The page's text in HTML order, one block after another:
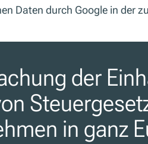
Daten durch Google in der
der
in ganz